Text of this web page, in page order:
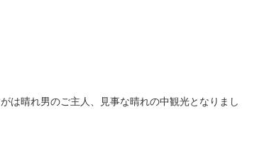
は晴れ男のご主人、見事な晴れの中観光となりまし